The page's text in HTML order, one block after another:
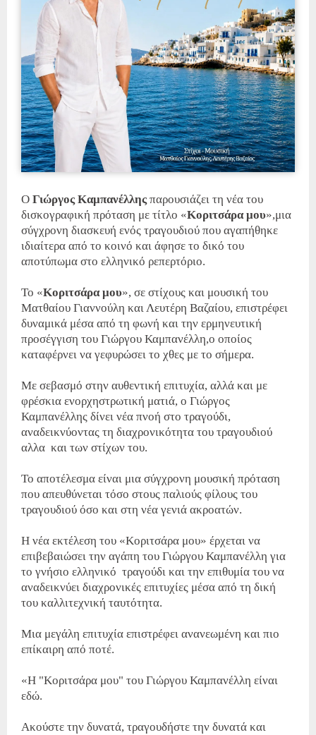
Ο Γιώργος Καμπανέλληςπαρουσιάζει τη νέα του
δισκογραφική πρόταση με τίτλο «Κοριτσάρα μου»,μια
σύγχρονη διασκευή ενός τραγουδιού που αγαπήθηκε
ιδιαίτερα από το κοινό και άφησε το δικό του
αποτύπωμα στο ελληνικό ρεπερτόριο.
Το «Κοριτσάρα μου», σε στίχους και μουσική του
Ματθαίου Γιαννούλη και Λευτέρη Βαζαίου, επιστρέφει
δυναμικά μέσα από τη φωνή και την ερμηνευτική
προσέγγιση του Γιώργου Καμπανέλλη,ο οποίος
καταφέρνει να γεφυρώσει το χθες με το σήμερα.
Με σεβασμό στην αυθεντική επιτυχία, αλλά και με
φρέσκια ενορχηστρωτική ματιά, ο Γιώργος
Καμπανέλλης δίνει νέα πνοή στο τραγούδι,
αναδεικνύοντας τη διαχρονικότητα του τραγουδιού
αλλα και των στίχων του.
Το αποτέλεσμα είναι μια σύγχρονη μουσική πρόταση
που απευθύνεται τόσο στους παλιούς φίλους του
τραγουδιού όσο και στη νέα γενιά ακροατών.
Η νέα εκτέλεση του «Κοριτσάρα μου» έρχεται να
επιβεβαιώσει την αγάπη του Γιώργου Καμπανέλλη για
το γνήσιο ελληνικό τραγούδι και την επιθυμία του να
αναδεικνύει διαχρονικές επιτυχίες μέσα από τη δική
του καλλιτεχνική ταυτότητα.
Μια μεγάλη επιτυχία επιστρέφει ανανεωμένη και πιο
επίκαιρη από ποτέ.
«Η "Κοριτσάρα μου" του Γιώργου Καμπανέλλη είναι
εδώ.
Ακούστε την δυνατά, τραγουδήστε την δυνατά και